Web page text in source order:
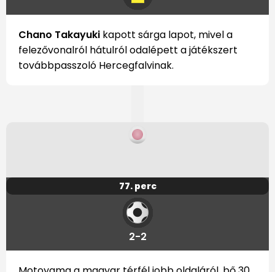
Chano Takayuki kapott sárga lapot, mivel a
felezővonalról hátulról odalépett a játékszert
továbbpasszoló Hercegfalvinak.
77. perc
2-2